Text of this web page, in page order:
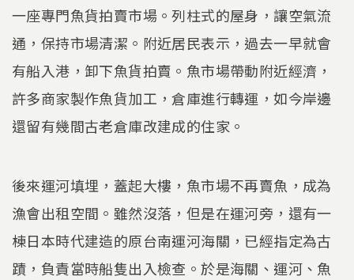
一座專門魚貨拍賣市場。列柱式的屋身，讓空氣流
通，保持市場清潔。附近居民表示，過去一早就會
有船入港，卸下魚貨拍賣。魚市場帶動附近經濟，
許多商家製作魚貨加工，倉庫進行轉運，如今岸邊
還留有幾間古老倉庫改建成的住家。
後來運河填埋，蓋起大樓，魚市場不再賣魚，成為
漁會出租空間。雖然沒落，但是在運河旁，還有一
棟日本時代建造的原台南運河海關，已經指定為古
蹟，負責當時船隻出入檢查。於是海關、運河、魚